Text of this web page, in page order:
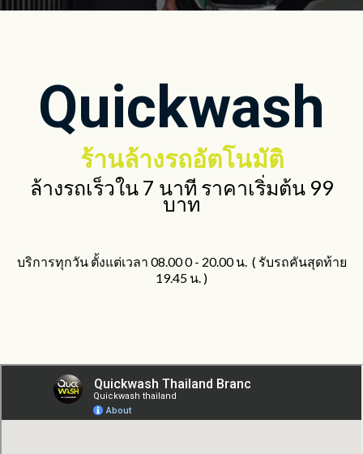
Quickwash
ร้านล้างรถอัตโนมัติ
ล้างรถเร็วใน 7 นาที ราคาเริ่มต้น 99
บาท
บริการทุกวัน ตั้งแต่เวลา 08.00 0 - 20.00 น. ( รับรถคันสุดท้าย
19.45 น. )